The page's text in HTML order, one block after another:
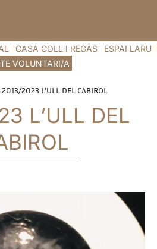
CASA COLL I REGÀS
ESPAI LARU
VOLUNTARI/A
2013/2023 L’ULL DEL CABIROL
L’ULL DEL